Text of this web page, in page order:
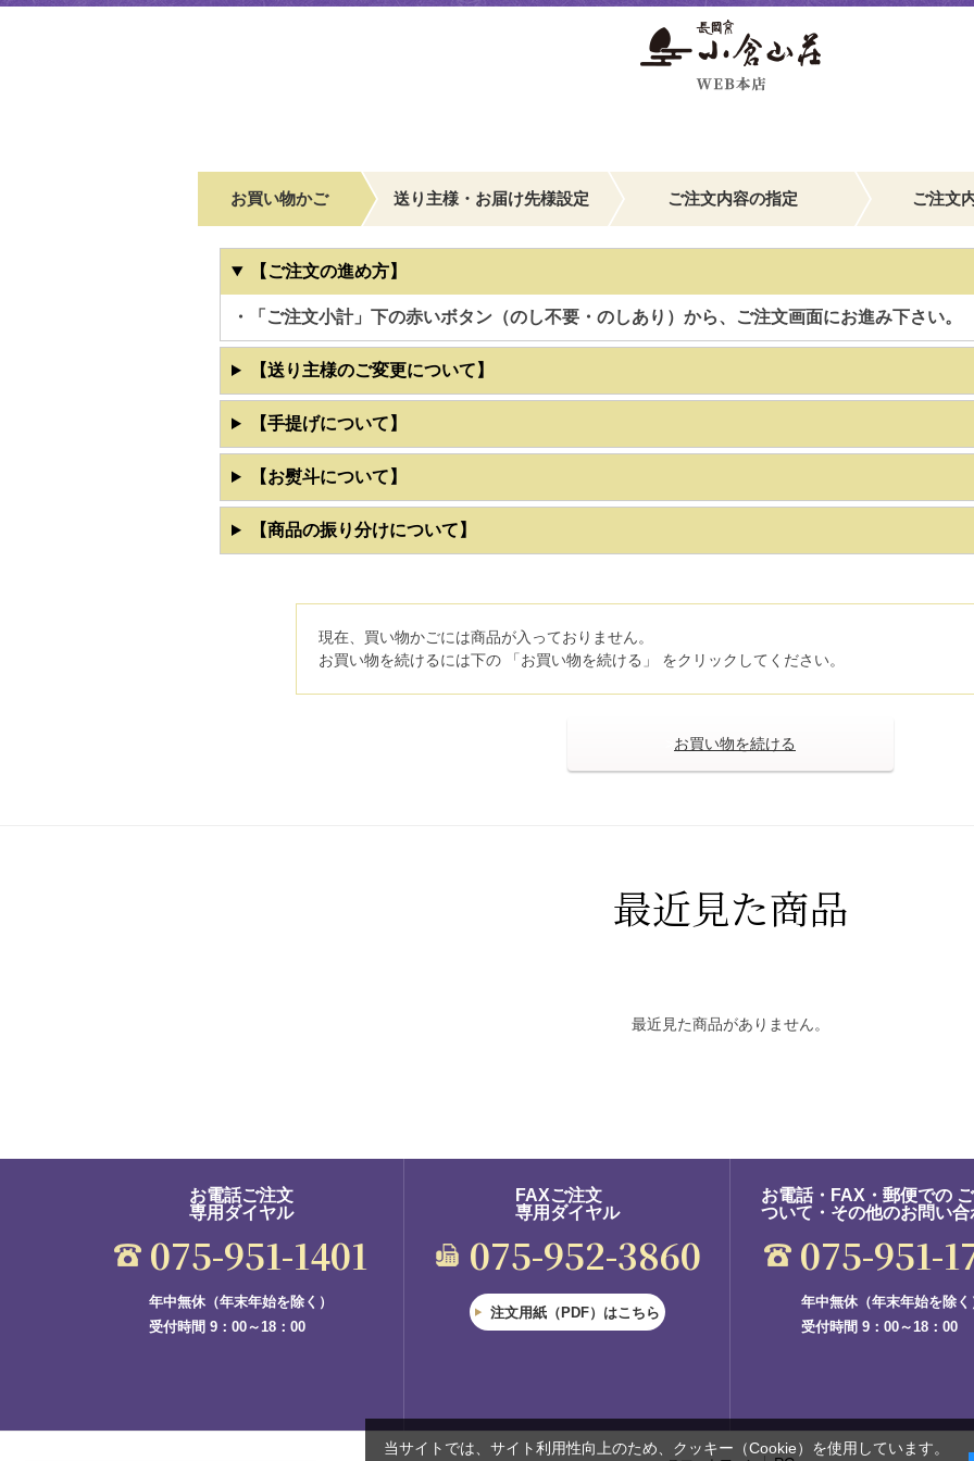
お買い物かご 送り主様・お届け先様設定 ご注文内容の指定 ご注文
【ご注文の進め方】
・「ご注文小計」下の赤いボタン（のし不要・のしあり）から、ご注文画面にお進み下さい。
【送り主様のご変更について】
【手提げについて】
【お熨斗について】
【商品の振り分けについて】
現在、買い物かごには商品が入っておりません。
お買い物を続けるには下の 「お買い物を続ける」 をクリックしてください。
最近見た商品
最近見た商品がありません。
お電話ご注文
専用ダイヤル
075-951-1401
年中無休（年末年始を除く）
受付時間 9：00～18：00
FAXご注文
専用ダイヤル
075-952-3860
注文用紙（PDF）はこちら
お電話・FAX・郵便での
ついて・その他のお問い合
075-951-
年中無休（年末年始を除く
受付時間 9：00～18：00
当サイトでは、サイト利用性向上のため、クッキー（Cookie）を使用しています。